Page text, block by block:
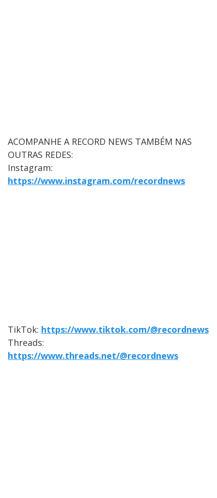
ACOMPANHE A RECORD NEWS TAMBÉM NAS
OUTRAS REDES:
Instagram:
https://www.instagram.com/recordnews
TikTok: https://www.tiktok.com/@recordnews
Threads:
https://www.threads.net/@recordnews